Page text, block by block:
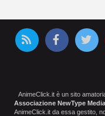
AnimeClick.it è un sito
Associazione NewType Media
AnimeClick.it da essa gestito,